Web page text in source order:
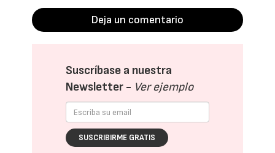
Deja un comentario
Suscríbase a nuestra
Newsletter - Ver ejemplo
SUSCRIBIRME GRATIS